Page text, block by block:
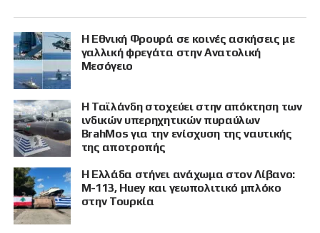
Η Εθνική Φρουρά σε κοινές ασκήσεις με
γαλλική φρεγάτα στην Ανατολική
Μεσόγειο
Η Ταϊλάνδη στοχεύει στην απόκτηση των
ινδικών υπερηχητικών πυραύλων
BrahMos για την ενίσχυση της ναυτικής
της αποτροπής
Η Ελλάδα στήνει ανάχωμα στον Λίβανο:
M-113, Huey και γεωπολιτικό μπλόκο
στην Τουρκία